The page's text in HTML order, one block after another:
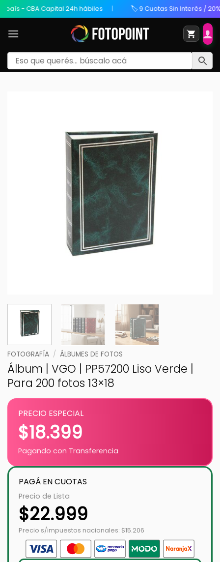
CBA Capital 24h hábiles 🏷️ 9 Cuotas Sin Interés / 20% OFF
FOTOGRAFÍA / ÁLBUMES DE FOTOS
Álbum | VGO | PP57200 Liso Verde |
Para 200 fotos 13×18
PRECIO ESPECIAL
$18.399
Pagando con Transferencia
PAGÁ EN CUOTAS
Precio de Lista
$22.999
Precio s/impuestos nacionales: $15.206